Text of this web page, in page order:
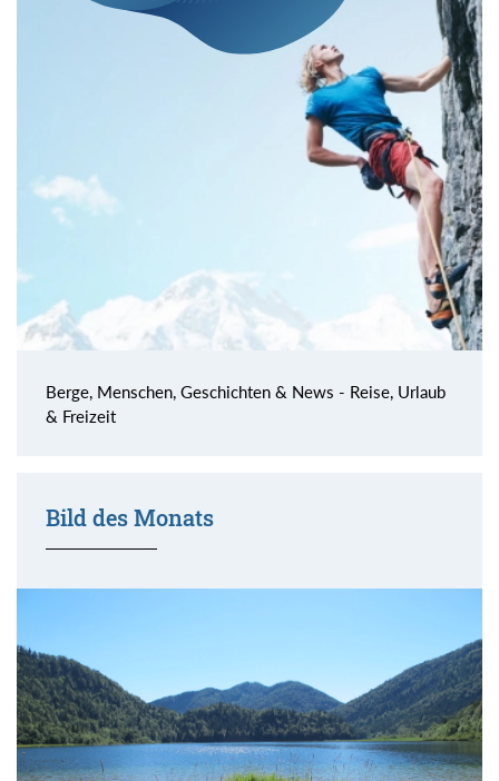
Berge, Menschen, Geschichten & News - Reise, Urlaub
& Freizeit
Bild des Monats